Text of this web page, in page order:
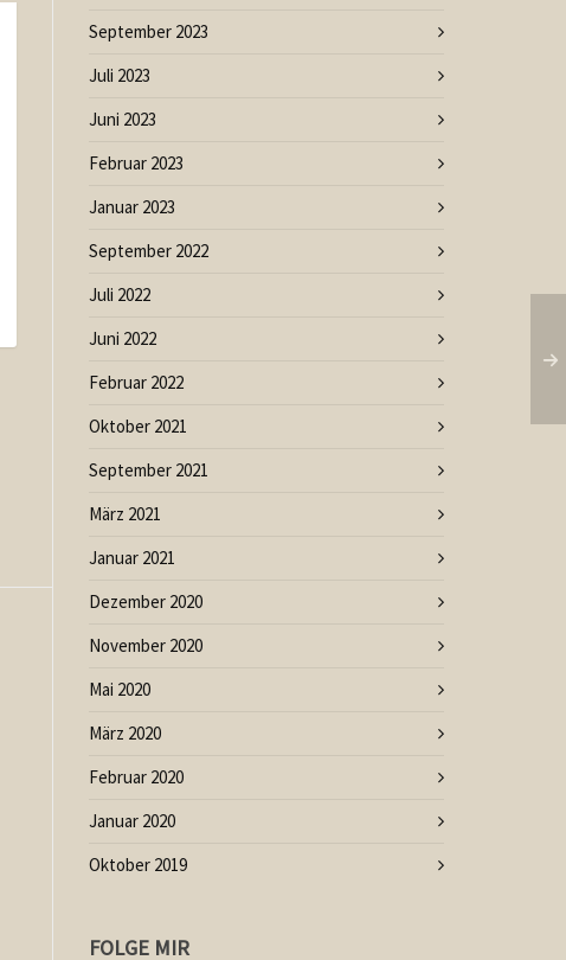
September 2023
Juli 2023
Juni 2023
Februar 2023
Januar 2023
September 2022
Juli 2022
Juni 2022
Februar 2022
Oktober 2021
September 2021
März 2021
Januar 2021
Dezember 2020
November 2020
Mai 2020
März 2020
Februar 2020
Januar 2020
Oktober 2019
FOLGE MIR